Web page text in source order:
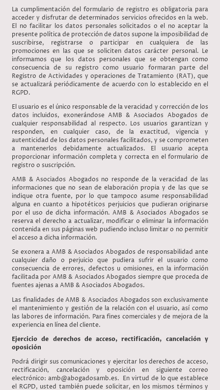
La cumplimentación del formulario de registro es obligatoria para
acceder y disfrutar de determinados servicios ofrecidos en la web.
El no facilitar los datos personales solicitados o el no aceptar la
presente política de protección de datos supone la imposibilidad de
suscribirse, registrarse o participar en cualquiera de las
promociones en las que se soliciten datos carácter personal. Le
informamos que los datos personales que se obtengan como
consecuencia de su registro como usuario formaran parte del
Registro de Actividades y operaciones de Tratamiento (RAT), que
se actualizará periódicamente de acuerdo con lo establecido en el
RGPD.
El usuario es el único responsable de la veracidad y corrección de los
datos incluidos, exonerándose AMB & Asociados Abogados de
cualquier responsabilidad al respecto. Los usuarios garantizan y
responden, en cualquier caso, de la exactitud, vigencia y
autenticidad de los datos personales facilitados, y se comprometen
a mantenerlos debidamente actualizados. El usuario acepta
proporcionar información completa y correcta en el formulario de
registro o suscripción.
AMB & Asociados Abogados no responde de la veracidad de las
informaciones que no sean de elaboración propia y de las que se
indique otra fuente, por lo que tampoco asume responsabilidad
alguna en cuanto a hipotéticos perjuicios que pudieran originarse
por el uso de dicha información. AMB & Asociados Abogados se
reserva el derecho a actualizar, modificar o eliminar la información
contenida en sus páginas web pudiendo incluso limitar o no permitir
el acceso a dicha información.
Se exonera a AMB & Asociados Abogados de responsabilidad ante
cualquier daño o perjuicio que pudiera sufrir el usuario como
consecuencia de errores, defectos u omisiones, en la información
facilitada por AMB & Asociados Abogados siempre que proceda de
fuentes ajenas a AMB & Asociados Abogados.
Las finalidades de AMB & Asociados Abogados son exclusivamente
el mantenimiento y gestión de la relación con el usuario, así como
las labores de información. Para fines comerciales y de mejora de la
experiencia en línea del cliente.
Ejercicio de derechos de acceso, rectificación, cancelación y
oposición
Podrá dirigir sus comunicaciones y ejercitar los derechos de acceso,
rectificación, cancelación y oposición en siguiente correo
electrónico: amb@abogadosamb.es. En virtud de lo que establece
el RGPD, usted también puede solicitar, en los mismos términos y